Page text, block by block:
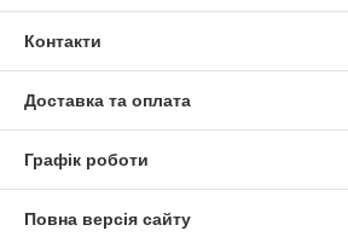
Контакти
Доставка та оплата
Графік роботи
Повна версія сайту